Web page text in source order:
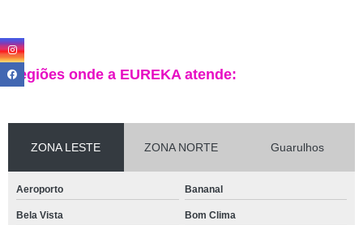
Regiões onde a EUREKA atende:
ZONA LESTE ZONA NORTE Guarulhos
Aeroporto Bananal
Bela Vista Bom Clima